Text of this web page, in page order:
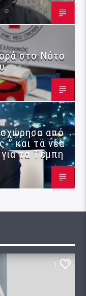
στο Νότο
από
” και τα νέα
τα Τέμπη
1